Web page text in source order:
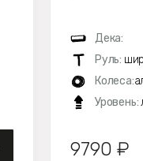
Дека:
Руль:
Колеса:
Уровень:
9790 ₽